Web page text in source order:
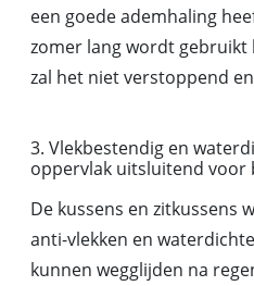
een goede ademhaling
zomer lang wordt
zal het niet verstoppend
3. Vlekbestendig en
oppervlak uitsluitend voor
De kussens en zitkussens
anti-vlekken en
kunnen wegglijden na